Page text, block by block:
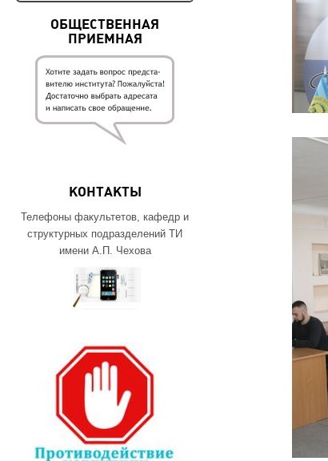
ОБЩЕСТВЕННАЯ
ПРИЕМНАЯ
КОНТАКТЫ
Телефоны факультетов, кафедр и
структурных подразделений ТИ
имени А.П. Чехова